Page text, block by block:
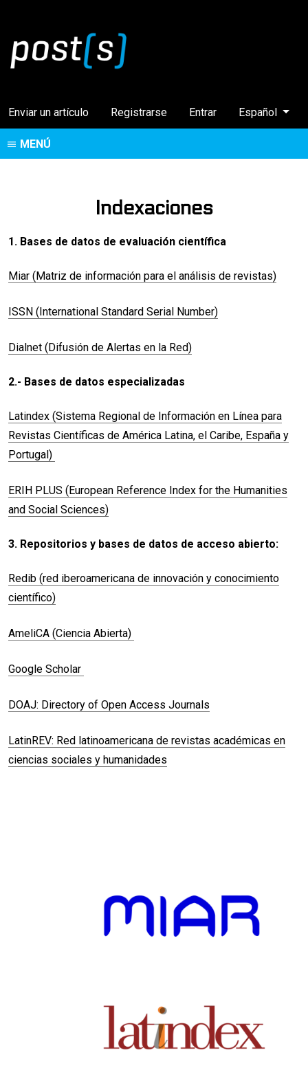
Enviar un artículo Registrarse Entrar Cambiar el
Español
MENÚ
Indexaciones
1. Bases de datos de evaluación científica
Miar (Matriz de información para el análisis de revistas)
ISSN (International Standard Serial Number)
Dialnet (Difusión de Alertas en la Red)
2.- Bases de datos especializadas
Latindex (Sistema Regional de Información en Línea para
Revistas Científicas de América Latina, el Caribe, España y
Portugal)
ERIH PLUS (European Reference Index for the Humanities
and Social Sciences)
3. Repositorios y bases de datos de acceso abierto:
Redib (red iberoamericana de innovación y conocimiento
científico)
AmeliCA (Ciencia Abierta)
Google Scholar
DOAJ: Directory of Open Access Journals
LatinREV: Red latinoamericana de revistas académicas en
ciencias sociales y humanidades